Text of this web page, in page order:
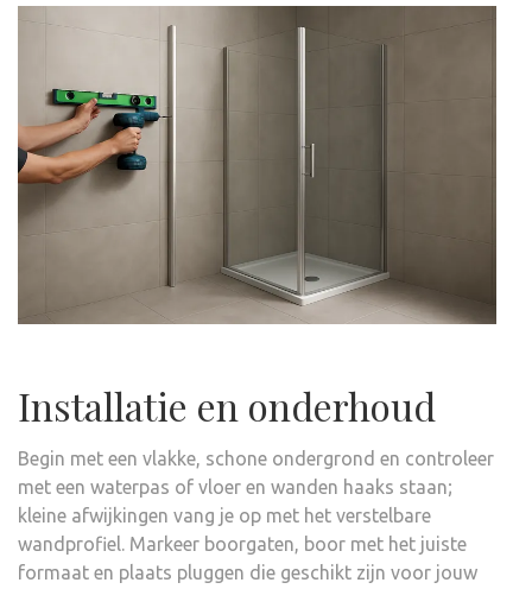
Installatie en onderhoud
Begin met een vlakke, schone ondergrond en controleer
met een waterpas of vloer en wanden haaks staan;
kleine afwijkingen vang je op met het verstelbare
wandprofiel. Markeer boorgaten, boor met het juiste
formaat en plaats pluggen die geschikt zijn voor jouw